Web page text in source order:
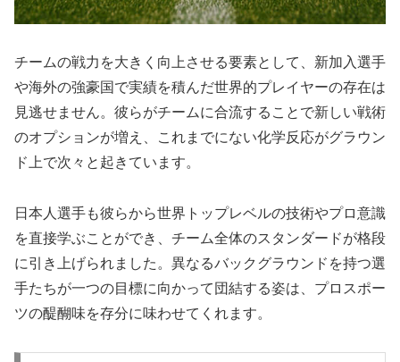
チームの戦力を大きく向上させる要素として、新加入選手
や海外の強豪国で実績を積んだ世界的プレイヤーの存在は
見逃せません。彼らがチームに合流することで新しい戦術
のオプションが増え、これまでにない化学反応がグラウン
ド上で次々と起きています。
日本人選手も彼らから世界トップレベルの技術やプロ意識
を直接学ぶことができ、チーム全体のスタンダードが格段
に引き上げられました。異なるバックグラウンドを持つ選
手たちが一つの目標に向かって団結する姿は、プロスポー
ツの醍醐味を存分に味わせてくれます。